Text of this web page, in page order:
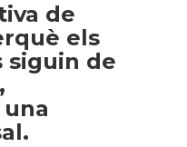
de
els
siguin de